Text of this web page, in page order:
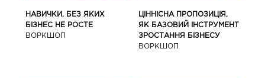
НАВИЧКИ, БЕЗ ЯКИХ
БІЗНЕС НЕ РОСТЕ
ВОРКШОП
ЦІННІСНА ПРОПОЗИЦІЯ,
ЯК БАЗОВИЙ ІНСТРУМЕНТ
ЗРОСТАННЯ БІЗНЕСУ
ВОРКШОП